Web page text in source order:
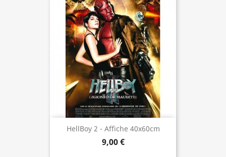
HellBoy 2 - Affiche 40x60cm
9,00 €